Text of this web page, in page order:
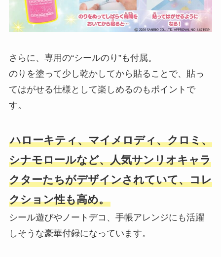
さらに、専用の“シールのり”も付属。
のりを塗って少し乾かしてから貼ることで、貼っ
てはがせる仕様として楽しめるのもポイントで
す。
ハローキティ、マイメロディ、クロミ、
シナモロールなど、人気サンリオキャラ
クターたちがデザインされていて、コレ
クション性も高め。
シール遊びやノートデコ、手帳アレンジにも活躍
しそうな豪華付録になっています。